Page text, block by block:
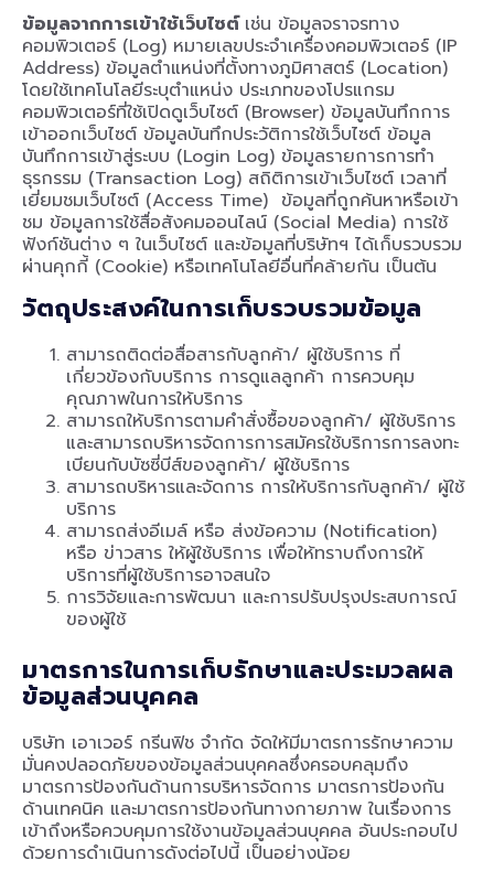
ข้อมูลจากการเข้าใช้เว็บไซต์ เช่น ข้อมูลจราจรทาง
คอมพิวเตอร์ (Log) หมายเลขประจำเครื่องคอมพิวเตอร์ (IP
Address) ข้อมูลตำแหน่งที่ตั้งทางภูมิศาสตร์ (Location)
โดยใช้เทคโนโลยีระบุตำแหน่ง ประเภทของโปรแกรม
คอมพิวเตอร์ที่ใช้เปิดดูเว็บไซต์ (Browser) ข้อมูลบันทึกการ
เข้าออกเว็บไซต์ ข้อมูลบันทึกประวัติการใช้เว็บไซต์ ข้อมูล
บันทึกการเข้าสู่ระบบ (Login Log) ข้อมูลรายการการทำ
ธุรกรรม (Transaction Log) สถิติการเข้าเว็บไซต์ เวลาที่
เยี่ยมชมเว็บไซต์ (Access Time) ข้อมูลที่ถูกค้นหาหรือเข้า
ชม ข้อมูลการใช้สื่อสังคมออนไลน์ (Social Media) การใช้
ฟังก์ชันต่าง ๆ ในเว็บไซต์ และข้อมูลที่บริษัทฯ ได้เก็บรวบรวม
ผ่านคุกกี้ (Cookie) หรือเทคโนโลยีอื่นที่คล้ายกัน เป็นต้น
วัตถุประสงค์ในการเก็บรวบรวมข้อมูล
สามารถติดต่อสื่อสารกับลูกค้า/ ผู้ใช้บริการ ที่
เกี่ยวข้องกับบริการ การดูแลลูกค้า การควบคุม
คุณภาพในการให้บริการ
สามารถให้บริการตามคำสั่งซื้อของลูกค้า/ ผู้ใช้บริการ
และสามารถบริหารจัดการการสมัครใช้บริการการลงทะ
เบียนกับบัซซี่บีส์ของลูกค้า/ ผู้ใช้บริการ
สามารถบริหารและจัดการ การให้บริการกับลูกค้า/ ผู้ใช้
บริการ
สามารถส่งอีเมล์ หรือ ส่งข้อความ (Notification)
หรือ ข่าวสาร ให้ผู้ใช้บริการ เพื่อให้ทราบถึงการให้
บริการที่ผู้ใช้บริการอาจสนใจ
การวิจัยและการพัฒนา และการปรับปรุงประสบการณ์
ของผู้ใช้
มาตรการในการเก็บรักษาและประมวลผล
ข้อมูลส่วนบุคคล
บริษัท เอาเวอร์ กรีนฟิช จำกัด จัดให้มีมาตรการรักษาความ
มั่นคงปลอดภัยของข้อมูลส่วนบุคคลซึ่งครอบคลุมถึง
มาตรการป้องกันด้านการบริหารจัดการ มาตรการป้องกัน
ด้านเทคนิค และมาตรการป้องกันทางกายภาพ ในเรื่องการ
เข้าถึงหรือควบคุมการใช้งานข้อมูลส่วนบุคคล อันประกอบไป
ด้วยการดำเนินการดังต่อไปนี้ เป็นอย่างน้อย